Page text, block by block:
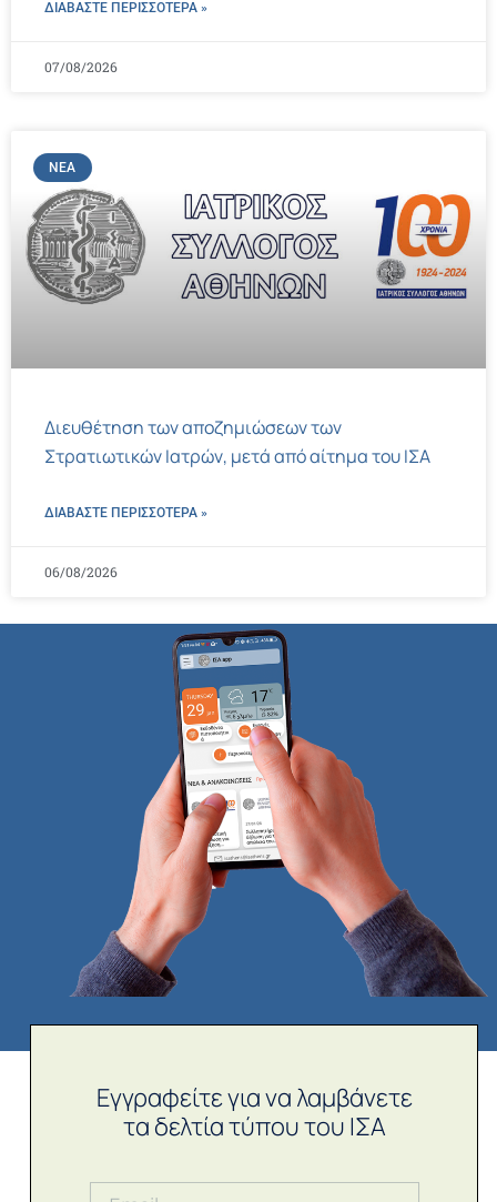
ΔΙΑΒΑΣΤΕ ΠΕΡΙΣΣΌΤΕΡΑ »
07/08/2026
ΝΈΑ
Διευθέτηση των αποζημιώσεων των
Στρατιωτικών Ιατρών, μετά από αίτημα του ΙΣΑ
ΔΙΑΒΑΣΤΕ ΠΕΡΙΣΣΌΤΕΡΑ »
06/08/2026
Εγγραφείτε για να λαμβάνετε
τα δελτία τύπου του ΙΣΑ